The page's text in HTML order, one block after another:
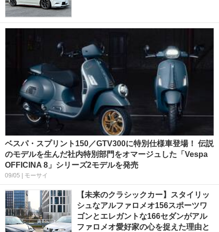
ベスパ・スプリント150／GTV300に特別仕様車登場！ 伝説
のモデルを生んだ社内特別部門をオマージュした「Vespa
OFFICINA 8」シリーズ2モデルを発売
09/05 | モーサイ
【未来のクラシックカー】スタイリッ
シュなアルファロメオ156スポーツワ
ゴンとエレガントな166セダンがアル
ファロメオ愛好家の心を捉えた理由と